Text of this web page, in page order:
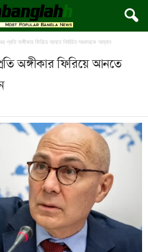
প্রতি অঙ্গীকার ফিরিয়ে আনতে নির্বাচিত সরকারকে আহ্বান
অঙ্গীকার ফিরিয়ে আনতে